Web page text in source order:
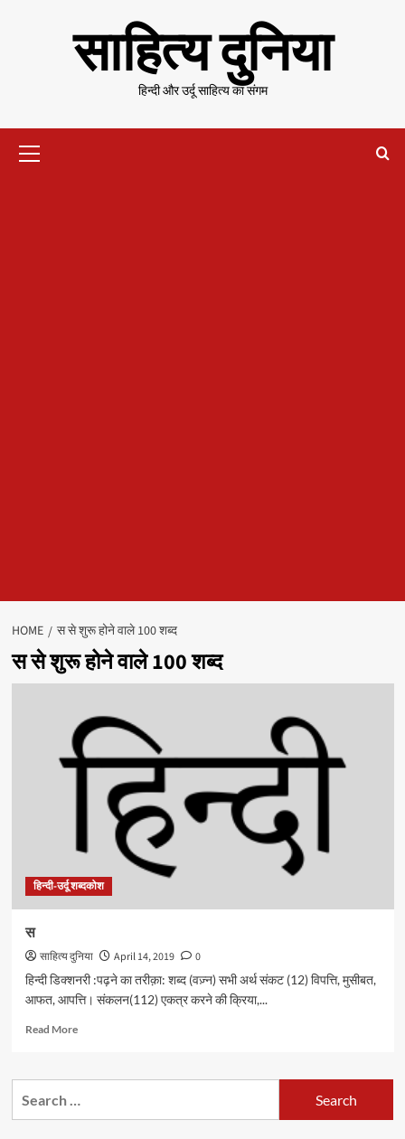
साहित्य दुनिया
हिन्दी और उर्दू साहित्य का संगम
Menu
HOME स से शुरू होने वाले 100 शब्द
स से शुरू होने वाले 100 शब्द
हिन्दी-उर्दू शब्दकोश
स
साहित्य दुनिया April 14, 2019
0
हिन्दी डिक्शनरी :पढ़ने का तरीक़ा: शब्द (वज़्न) सभी अर्थ संकट (12) विपत्ति, मुसीबत,
आफत, आपत्ति। संकलन(112) एकत्र करने की क्रिया,...
Read MoreRead
स